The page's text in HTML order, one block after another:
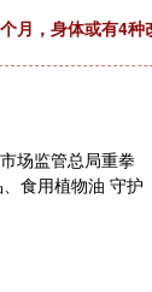
月，身体或有4种